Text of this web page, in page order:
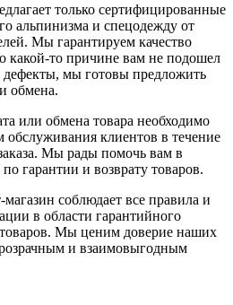
только сертифицированные
альпинизма и спецодежду от
Мы гарантируем качество
какой-то причине вам не подошел
мы готовы предложить
обмена.
или обмена товара необходимо
обслуживания клиентов в течение
Мы рады помочь вам в
гарантии и возврату товаров.
соблюдает все правила и
в области гарантийного
Мы ценим доверие наших
и взаимовыгодным